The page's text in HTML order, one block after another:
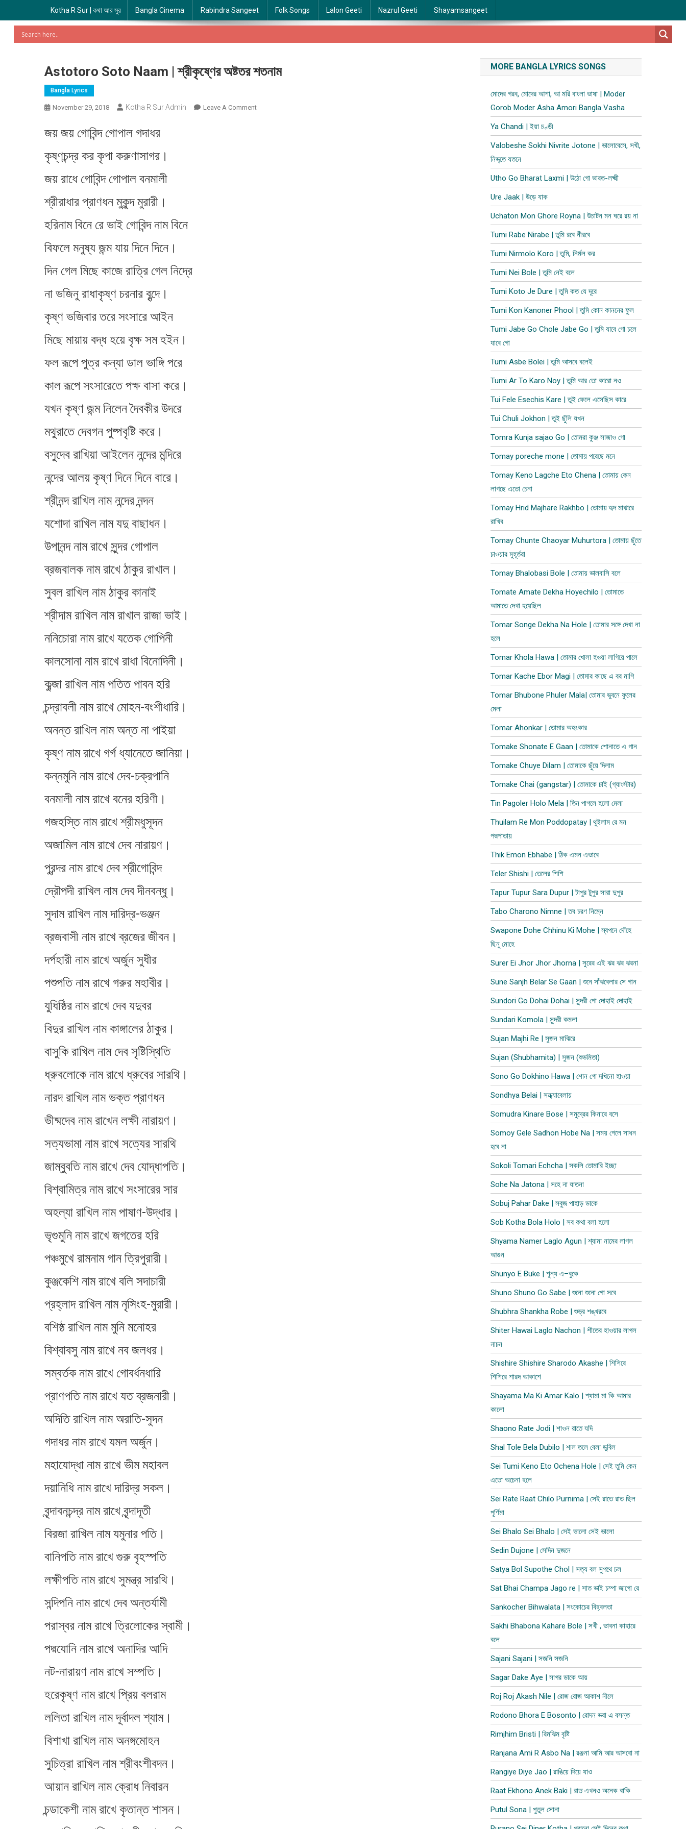
Kotha R Sur | কথা আর সুর Bangla Cinema Rabindra Sangeet Folk Songs Lalon Geeti Nazrul Geeti Shayamsangeet
Astotoro Soto Naam | শ্রীকৃষ্ণের অষ্টতর শতনাম
Bangla Lyrics
November 29, 2018 Kotha R Sur Admin Leave A CommentOn
জয় জয় গোবিন্দ গোপাল গদাধর
কৃষ্ণচন্দ্র কর কৃপা করুণাসাগর।
জয় রাধে গোবিন্দ গোপাল বনমালী
শ্রীরাধার প্রাণধন মুকুন্দ মুরারী।
হরিনাম বিনে রে ভাই গোবিন্দ নাম বিনে
বিফলে মনুষ্য জন্ম যায় দিনে দিনে।
দিন গেল মিছে কাজে রাত্রি গেল নিদ্রে
না ভজিনু রাধাকৃষ্ণ চরনার বৃন্দে।
কৃষ্ণ ভজিবার তরে সংসারে আইন
মিছে মায়ায় বদ্ধ হয়ে বৃক্ষ সম হইন।
ফল রূপে পুত্র কন্যা ডাল ভাঙ্গি পরে
কাল রূপে সংসারেতে পক্ষ বাসা করে।
যখন কৃষ্ণ জন্ম নিলেন দৈবকীর উদরে
মথুরাতে দেবগন পুষ্পবৃষ্টি করে।
বসুদেব রাখিয়া আইলেন নন্দের মন্দিরে
নন্দের আলয় কৃষ্ণ দিনে দিনে বারে।
শ্রীনন্দ রাখিল নাম নন্দের নন্দন
যশোদা রাখিল নাম যদু বাছাধন।
উপানন্দ নাম রাখে সুন্দর গোপাল
ব্রজবালক নাম রাখে ঠাকুর রাখাল।
সুবল রাখিল নাম ঠাকুর কানাই
শ্রীদাম রাখিল নাম রাখাল রাজা ভাই।
ননিচোরা নাম রাখে যতেক গোপিনী
কালসোনা নাম রাখে রাধা বিনোদিনী।
কুব্জা রাখিল নাম পতিত পাবন হরি
চন্দ্রাবলী নাম রাখে মোহন-বংশীধারি।
অনন্ত রাখিল নাম অন্ত না পাইয়া
কৃষ্ণ নাম রাখে গর্গ ধ্যানেতে জানিয়া।
কন্নমুনি নাম রাখে দেব-চক্রপানি
বনমালী নাম রাখে বনের হরিণী।
গজহস্তি নাম রাখে শ্রীমধুসূদন
অজামিল নাম রাখে দেব নারায়ণ।
পুরন্দর নাম রাখে দেব শ্রীগোবিন্দ
দ্রৌপদী রাখিল নাম দেব দীনবন্ধু।
সুদাম রাখিল নাম দারিদ্র-ভঞ্জন
ব্রজবাসী নাম রাখে ব্রজের জীবন।
দর্পহারী নাম রাখে অর্জুন সুধীর
পশুপতি নাম রাখে গরুর মহাবীর।
যুধিষ্ঠির নাম রাখে দেব যদুবর
বিদুর রাখিল নাম কাঙ্গালের ঠাকুর।
বাসুকি রাখিল নাম দেব সৃষ্টিস্থিতি
ধ্রুবলোকে নাম রাখে ধ্রুবের সারথি।
নারদ রাখিল নাম ভক্ত প্রাণধন
ভীষ্মদেব নাম রাখেন লক্ষী নারায়ণ।
সত্যভামা নাম রাখে সত্যের সারথি
জাম্বুবতি নাম রাখে দেব যোদ্ধাপতি।
বিশ্বামিত্র নাম রাখে সংসারের সার
অহল্যা রাখিল নাম পাষাণ-উদ্ধার।
ভৃগুমুনি নাম রাখে জগতের হরি
পঞ্চমুখে রামনাম গান ত্রিপুরারী।
কুঞ্জকেশি নাম রাখে বলি সদাচারী
প্রহ্লাদ রাখিল নাম নৃসিংহ-মুরারী।
বশিষ্ঠ রাখিল নাম মুনি মনোহর
বিশ্বাবসু নাম রাখে নব জলধর।
সম্বর্তক নাম রাখে গোবর্ধনধারি
প্রাণপতি নাম রাখে যত ব্রজনারী।
অদিতি রাখিল নাম অরাতি-সুদন
গদাধর নাম রাখে যমল অর্জুন।
মহাযোদ্ধা নাম রাখে ভীম মহাবল
দয়ানিধি নাম রাখে দারিদ্র সকল।
বৃন্দাবনচন্দ্র নাম রাখে বৃন্দাদূতী
বিরজা রাখিল নাম যমুনার পতি।
বানিপতি নাম রাখে গুরু বৃহস্পতি
লক্ষীপতি নাম রাখে সুমন্ত্র সারথি।
সন্দিপনি নাম রাখে দেব অন্তর্যামী
পরাস্বর নাম রাখে ত্রিলোকের স্বামী।
পদ্মযোনি নাম রাখে অনাদির আদি
নট-নারায়ণ নাম রাখে সম্পতি।
হরেকৃষ্ণ নাম রাখে প্রিয় বলরাম
ললিতা রাখিল নাম দূর্বাদল শ্যাম।
বিশাখা রাখিল নাম অনঙ্গমোহন
সুচিত্রা রাখিল নাম শ্রীবংশীবদন।
আয়ান রাখিল নাম ক্রোধ নিবারন
চন্ডাকেশী নাম রাখে কৃতান্ত শাসন।
MORE BANGLA LYRICS SONGS
মোদের গরব, মোদের আশা, আ মরি বাংলা ভাষা | Moder
Gorob Moder Asha Amori Bangla Vasha
Ya Chandi | ইয়া চণ্ডী
Valobeshe Sokhi Nivrite Jotone | ভালোবেসে, সখী,
নিভৃতে যতনে
Utho Go Bharat Laxmi | উঠো গো ভারত-লক্ষ্মী
Ure Jaak | উড়ে যাক
Uchaton Mon Ghore Royna | উচাটন মন ঘরে র​য় না
Tumi Rabe Nirabe | তুমি রবে নীরবে
Tumi Nirmolo Koro | তুমি, নির্মল কর
Tumi Nei Bole | তুমি নেই বলে
Tumi Koto Je Dure | তুমি কত যে দূরে
Tumi Kon Kanoner Phool | তুমি কোন কাননের ফুল
Tumi Jabe Go Chole Jabe Go | তুমি যাবে গো চলে
যাবে গো
Tumi Asbe Bolei | তুমি আসবে বলেই
Tumi Ar To Karo Noy | তুমি আর তো কারো নও
Tui Fele Esechis Kare | তুই ফেলে এসেছিস কারে
Tui Chuli Jokhon | তুই ছুঁলি যখন
Tomra Kunja sajao Go | তোমরা কুঞ্জ সাজাও গো
Tomay poreche mone | তোমায় পরেছে মনে
Tomay Keno Lagche Eto Chena | তোমায় কেন
লাগছে এতো চেনা
Tomay Hrid Majhare Rakhbo | তোমায় হৃদ মাঝারে
রাখিব
Tomay Chunte Chaoyar Muhurtora | তোমায় ছুঁতে
চাওয়ার মুহূর্তরা
Tomay Bhalobasi Bole | তোমায় ভালবাসি বলে
Tomate Amate Dekha Hoyechilo | তোমাতে
আমাতে দেখা হয়েছিল
Tomar Songe Dekha Na Hole | তোমার সঙ্গে দেখা না
হলে
Tomar Khola Hawa | তোমার খোলা হওয়া লাগিয়ে পালে
Tomar Kache Ebor Magi | তোমার কাছে এ বর মাগি
Tomar Bhubone Phuler Mala| তোমার ভুবনে ফুলের
মেলা
Tomar Ahonkar | তোমার অহংকার
Tomake Shonate E Gaan | তোমাকে শোনাতে এ গান
Tomake Chuye Dilam | তোমাকে ছুঁয়ে দিলাম​
Tomake Chai (gangstar) | তোমাকে চাই (গ্যাংস্টার)
Tin Pagoler Holo Mela | তিন পাগলে হলো মেলা
Thuilam Re Mon Poddopatay | থুইলাম রে মন
পদ্মপাতায়
Thik Emon Ebhabe | ঠিক এমন এভাবে
Teler Shishi | তেলের শিশি
Tapur Tupur Sara Dupur | টাপুর টুপুর সারা দুপুর
Tabo Charono Nimne | তব চরণ নিম্নে
Swapone Dohe Chhinu Ki Mohe | স্বপনে দোঁহে
ছিনু মোহে
Surer Ei Jhor Jhor Jhorna | সুরের এই ঝর ঝর ঝরনা
Sune Sanjh Belar Se Gaan | শুনে সাঁঝবেলার সে গান
Sundori Go Dohai Dohai | সুন্দরী গো দোহাই দোহাই
Sundari Komola | সুন্দরী কমলা
Sujan Majhi Re | সুজন মাঝিরে
Sujan (Shubhamita) | সুজন (শুভমিতা)
Sono Go Dokhino Hawa | শোন গো দখিনো হাওয়া
Sondhya Belai | সন্ধ্যাবেলায়
Somudra Kinare Bose | সমুদ্রের কিনারে বসে
Somoy Gele Sadhon Hobe Na | সময় গেলে সাধন
হবে না
Sokoli Tomari Echcha | সকলি তোমারি ইচ্ছা
Sohe Na Jatona | সহে না যাতনা
Sobuj Pahar Dake | সবুজ পাহাড় ডাকে
Sob Kotha Bola Holo | সব কথা বলা হলো
Shyama Namer Laglo Agun | শ্যামা নামের লাগল
আগুন
Shunyo E Buke | শূন্য এ–বুকে
Shuno Shuno Go Sabe | শুনো শুনো গো সবে
Shubhra Shankha Robe | শুভ্র শঙ্খরবে
Shiter Hawai Laglo Nachon | শীতের হাওয়ার লাগল
নাচন
Shishire Shishire Sharodo Akashe | শিশিরে
শিশিরে শারদ আকাশে
Shayama Ma Ki Amar Kalo | শ্যামা মা কি আমার
কালো
Shaono Rate Jodi | শাওন রাতে যদি
Shal Tole Bela Dubilo | শাল তলে বেলা ডুবিল​
Sei Tumi Keno Eto Ochena Hole | সেই তুমি কেন
এতো অচেনা হলে
Sei Rate Raat Chilo Purnima | সেই রাতে রাত ছিল
পূর্ণিমা
Sei Bhalo Sei Bhalo | সেই ভালো সেই ভালো
Sedin Dujone | সেদিন দুজনে
Satya Bol Supothe Chol | সত্য বল সুপথে চল
Sat Bhai Champa Jago re | সাত ভাই চম্পা জাগো রে
Sankocher Bihwalata | সংকোচের বিহ্বলতা
Sakhi Bhabona Kahare Bole | সখী , ভাবনা কাহারে
বলে
Sajani Sajani | সজনি সজনি
Sagar Dake Aye | সাগর ডাকে আয়
Roj Roj Akash Nile | রোজ রোজ আকাশ নীলে
Rodono Bhora E Bosonto | রোদন ভরা এ বসন্ত
Rimjhim Bristi | রিমঝিম বৃষ্টি
Ranjana Ami R Asbo Na | রঞ্জনা আমি আর আসবো না
Rangiye Diye Jao | রাঙিয়ে দিয়ে যাও
Raat Ekhono Anek Baki | রাত এখনও অনেক বাকি
Putul Sona | পুতুল সোনা